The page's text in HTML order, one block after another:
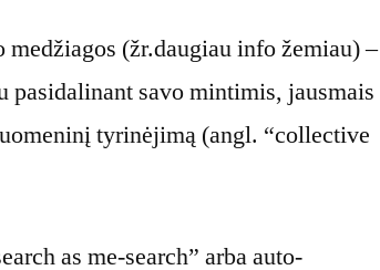
(žr.daugiau info žemiau) –
pasidalinant savo mintimis, jausmais
tyrinėjimą (angl. “collective
as me-search” arba auto-